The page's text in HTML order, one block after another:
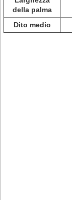
della palma
Dito medio